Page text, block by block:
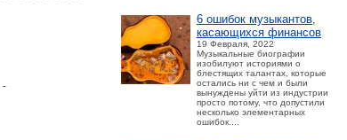
6 ошибок музыкантов,
касающихся финансов
19 Февраля, 2022
Музыкальные биографии
изобилуют историями о
блестящих талантах, которые
остались ни с чем и были
вынуждены уйти из индустрии
просто потому, что допустили
несколько элементарных
ошибок....